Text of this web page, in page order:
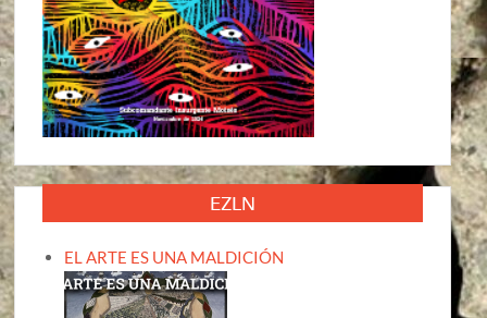
EZLN
EL ARTE ES UNA MALDICIÓN